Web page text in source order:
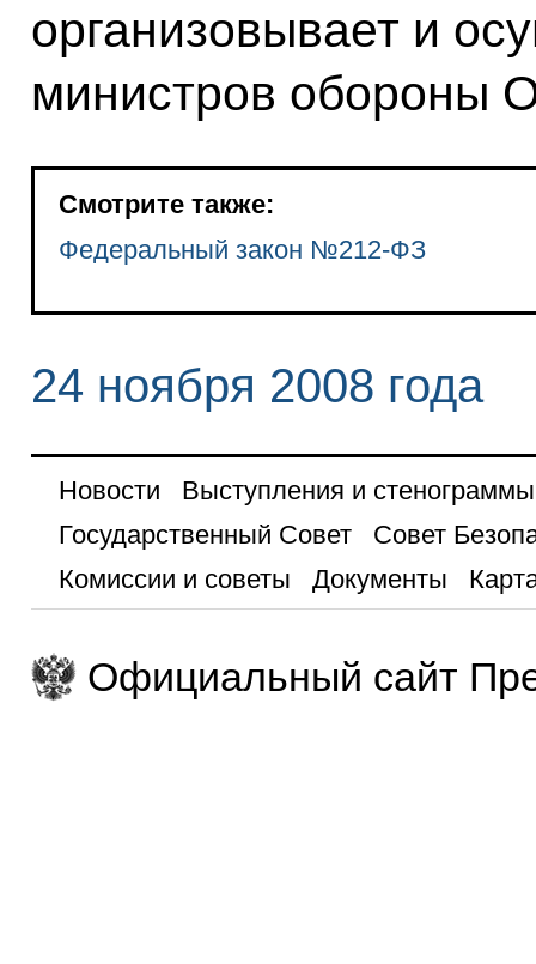
организовывает и
министров обороны
Смотрите также:
Федеральный закон №212-ФЗ
24 ноября 2008 года
Новости
Выступления и стенограммы
Государственный Совет
Совет
Комиссии и советы
Документы
Официальный сайт